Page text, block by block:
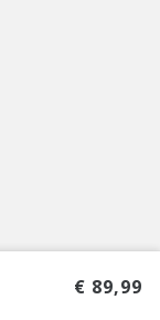
€ 89,99